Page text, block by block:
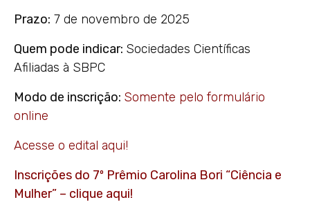
Prazo: 7 de novembro de 2025
Quem pode indicar: Sociedades Científicas
Afiliadas à SBPC
Modo de inscrição: Somente pelo formulário
online
Acesse o edital aqui!
Inscrições do 7º Prêmio Carolina Bori “Ciência e
Mulher” – clique aqui!